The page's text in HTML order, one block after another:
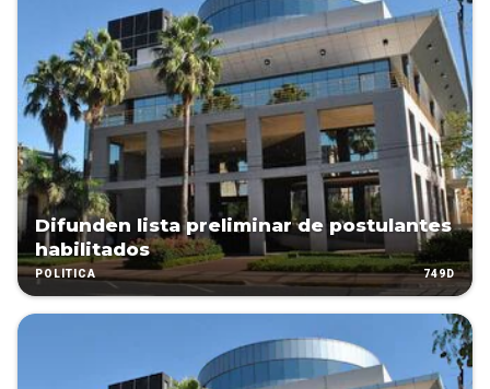
Difunden lista preliminar de postulantes
habilitados
POLÍTICA 749D